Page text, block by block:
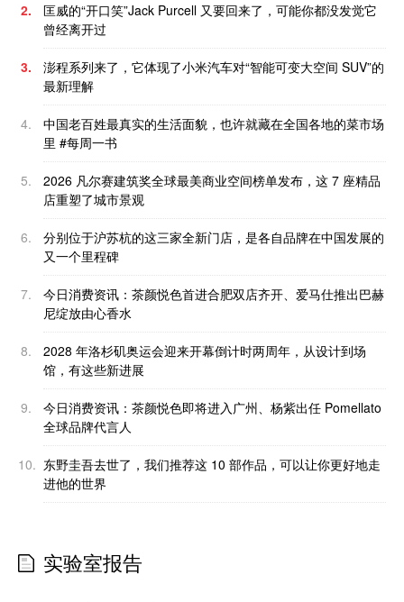
2.
匡威的“开口笑”Jack Purcell 又要回来了，可能你都没发觉它
曾经离开过
3.
澎程系列来了，它体现了小米汽车对“智能可变大空间 SUV”的
最新理解
4.
中国老百姓最真实的生活面貌，也许就藏在全国各地的菜市场
里 #每周一书
5.
2026 凡尔赛建筑奖全球最美商业空间榜单发布，这 7 座精品
店重塑了城市景观
6.
分别位于沪苏杭的这三家全新门店，是各自品牌在中国发展的
又一个里程碑
7.
今日消费资讯：茶颜悦色首进合肥双店齐开、爱马仕推出巴赫
尼绽放由心香水
8.
2028 年洛杉矶奥运会迎来开幕倒计时两周年，从设计到场
馆，有这些新进展
9.
今日消费资讯：茶颜悦色即将进入广州、杨紫出任 Pomellato
全球品牌代言人
10. 东野圭吾去世了，我们推荐这 10 部作品，可以让你更好地走
进他的世界
实验室报告